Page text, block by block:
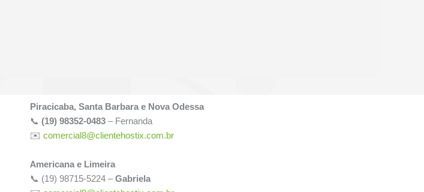
Piracicaba, Santa Barbara e Nova Odessa
📞 (19) 98352-0483 – Fernanda
✉️ comercial8@clientehostix.com.br
Americana e Limeira
📞 (19) 98715-5224 –Gabriela